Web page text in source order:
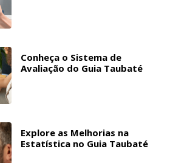
Conheça o Sistema de
Avaliação do Guia Taubaté
Explore as Melhorias na
Estatística no Guia Taubaté